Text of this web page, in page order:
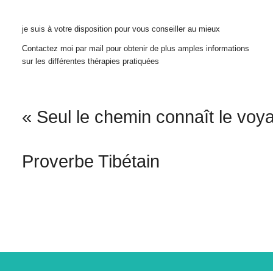
je suis à votre disposition pour vous conseiller au mieux
Contactez moi par mail pour obtenir de plus amples informations
sur les différentes thérapies pratiquées
« Seul le chemin connaît le
Proverbe Tibétain